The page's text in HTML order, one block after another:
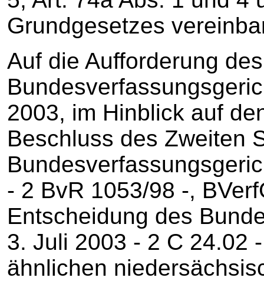
Grundgesetzes
Auf die Aufforderung des
2003, im Hinblick auf
Beschluss des Zweiten
- 2 BvR 1053/98 -,
Entscheidung des
3. Juli 2003 - 2 C 24.02
ähnlichen